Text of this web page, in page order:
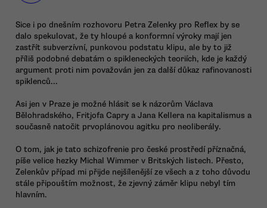
Sice i po dnešním rozhovoru Petra Zelenky pro Reflex by se
dalo spekulovat, že ty hloupé a konformní výroky mají jen
zastřít subverzívní, punkovou podstatu klipu, ale by to již
příliš podobné debatám o spikleneckých teoriích, kde je každý
argument proti nim považován jen za další důkaz rafinovanosti
spiklenců...
Asi jen v Praze je možné hlásit se k názorům Václava
Bělohradského, Fritjofa Capry a Jana Kellera na kapitalismus a
současně natočit prvoplánovou agitku pro neoliberály.
O tom, jak je tato schizofrenie pro české prostředí příznačná,
píše velice hezky Michal Wimmer v Britských listech. Přesto,
Zelenkův případ mi přijde nejšílenější ze všech a z toho důvodu
stále připouštím možnost, že zjevný záměr klipu nebyl tím
hlavním.